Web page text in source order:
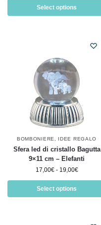
Select options
BOMBONIERE IDEE REGALO
Sfera led di cristallo Bagutta
9×11 cm – Elefanti
17,00€ - 19,00€
Select options